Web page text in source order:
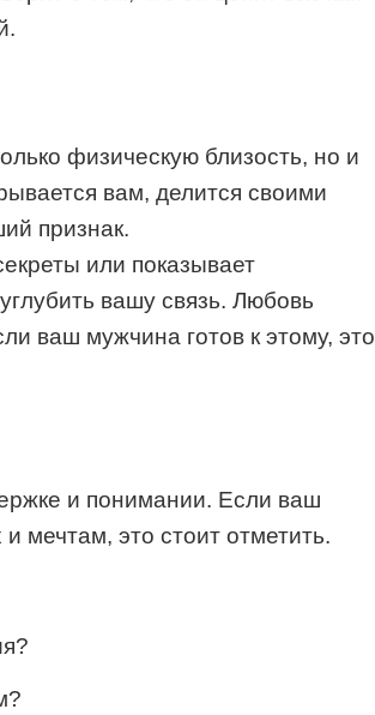
физическую близость, но и
вам, делится своими
признак.
или показывает
вашу связь. Любовь
ваш мужчина готов к этому, это
и понимании. Если ваш
мечтам, это стоит отметить.